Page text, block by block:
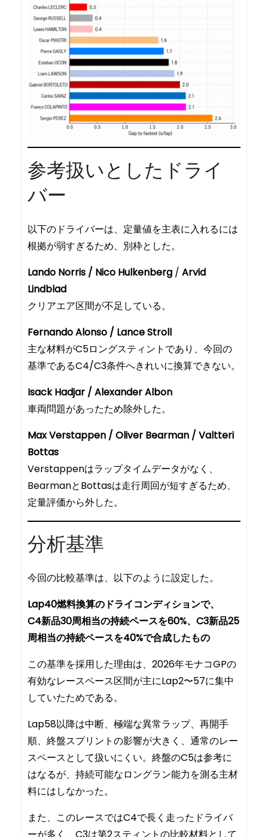
参考扱いとしたドライ
バー
以下のドライバーは、定量値を主表に入れるには
根拠が弱すぎるため、別枠とした。
Lando Norris / Nico Hulkenberg / Arvid
Lindblad
クリアエア区間が不足している。
Fernando Alonso / Lance Stroll
主な材料がC5ロングスティントであり、今回の
基準であるC4/C3条件へきれいに換算できない。
Isack Hadjar / Alexander Albon
車両問題があったため除外した。
Max Verstappen / Oliver Bearman / Valtteri
Bottas
Verstappenはラップタイムデータがなく、
BearmanとBottasは走行周回が短すぎるため、
定量評価から外した。
分析基準
今回の比較基準は、以下のように設定した。
Lap40燃料換算のドライコンディションで、
C4新品30周相当の持続ペースを60%、C3新品25
周相当の持続ペースを40%で合成したもの
この基準を採用した理由は、2026年モナコGPの
有効なレースペース区間が主にLap2〜57に集中
していたためである。
Lap58以降は中断、極端な異常ラップ、再開手
順、終盤スプリントの影響が大きく、通常のレー
スペースとして扱いにくい。終盤のC5は参考に
はなるが、持続可能なロングラン能力を測る主材
料にはしなかった。
また、このレースではC4で長く走ったドライバ